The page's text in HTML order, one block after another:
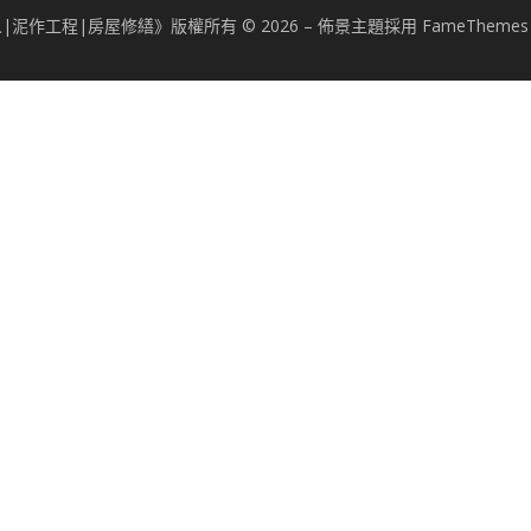
|泥作工程|房屋修繕》版權所有 © 2026 – 佈景主題採用